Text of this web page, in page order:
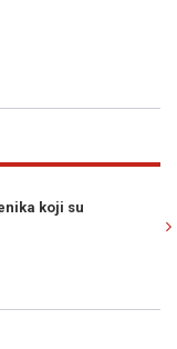
Putin bi mogao